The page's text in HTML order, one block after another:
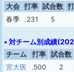
大会 打率 試合数
春季
.231 5
• 対チーム別成績
チーム 打率 試合数
宮大医
.500 2